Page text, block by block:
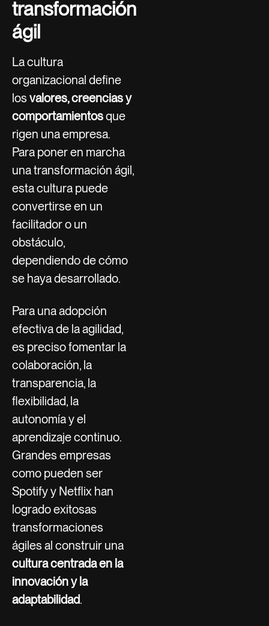
transformación
ágil
La cultura
organizacional define
los valores, creencias y
comportamientosque
rigen una empresa.
Para poner en marcha
una transformación ágil,
esta cultura puede
convertirse en un
facilitador o un
obstáculo,
dependiendo de cómo
se haya desarrollado.
Para una adopción
efectiva de la agilidad,
es preciso fomentar la
colaboración, la
transparencia, la
flexibilidad, la
autonomía y el
aprendizaje continuo.
Grandes empresas
como pueden ser
Spotify y Netflix han
logrado exitosas
transformaciones
ágiles al construir una
cultura centrada en la
innovación y la
adaptabilidad.